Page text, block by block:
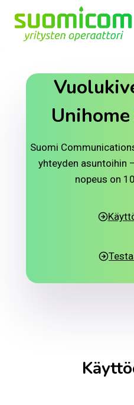
sisältöön
Suomi
yhteyden asuntoihin
nopeus on